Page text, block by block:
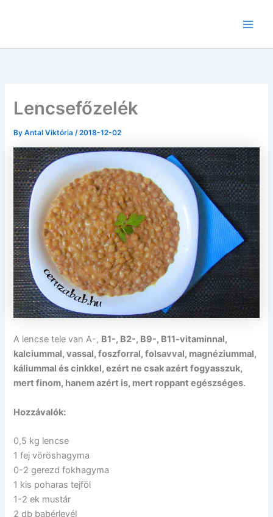
Lencsefőzelék
ByAntal Viktória/2018-12-02
A lencse tele van A-, B1-, B2-, B9-, B11-vitaminnal,
kalciummal, vassal, foszforral, folsavval, magnéziummal,
káliummal és cinkkel, ezért ne csak azért fogyasszuk,
mert finom, hanem azért is, mert roppant egészséges.
Hozzávalók:
0,5 kg lencse
1 fej vöröshagyma
0-2 gerezd fokhagyma
1 kis poharas tejföl
1-2 ek mustár
2 db babérlevél